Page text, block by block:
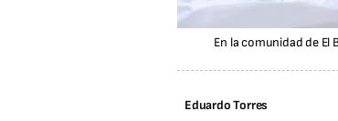
En la comunidad de
Eduardo Torres